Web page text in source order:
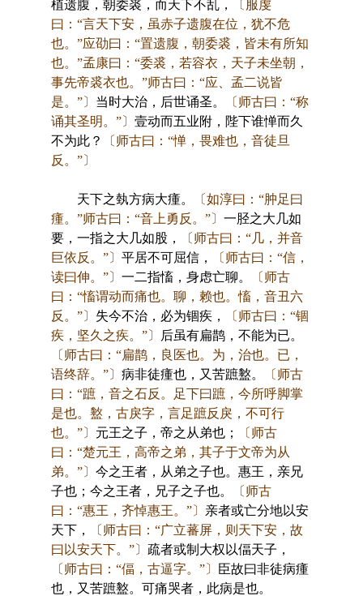
植遗腹，朝委裘，而天下不乱，
〔服虔
曰：“言天下安，虽赤子遗腹在位，犹不危
也。”应劭曰：“置遗腹，朝委裘，皆未有所知
也。”孟康曰：“委裘，若容衣，天子未坐朝，
事先帝裘衣也。”师古曰：“应、孟二说皆
是。”〕 当时大治，后世诵圣。
〔师古曰：“称
诵其圣明。”〕 壹动而五业附，陛下谁惮而久
不为此？
〔师古曰：“惮，畏难也，音徒旦
反。”〕
天下之埶方病大瘇。
〔如淳曰：“肿足曰
瘇。”师古曰：“音上勇反。”〕 一胫之大几如
要，一指之大几如股，
〔师古曰：“几，并音
巨依反。”〕 平居不可屈信，
〔师古曰：“信，
读曰伸。”〕 一二指慉，身虑亡聊。
〔师古
曰：“慉谓动而痛也。聊，赖也。慉，音丑六
反。”〕 失今不治，必为锢疾，
〔师古曰：“锢
疾，坚久之疾。”〕
后虽有扁鹊，不能为已。
〔师古曰：“扁鹊，良医也。为，治也。已，
语终辞。”〕 病非徒瘇也，又苦蹠盭。
〔师古
曰：“蹠，音之石反。足下曰蹠，今所呼脚掌
是也。盭，古戾字，言足蹠反戾，不可行
也。”〕 元王之子，帝之从弟也；
〔师古
曰：“楚元王，高帝之弟，其子于文帝为从
弟。”〕 今之王者，从弟之子也。惠王，亲兄
子也；今之王者，兄子之子也。
〔师古
曰：“惠王，齐悼惠王。”〕 亲者或亡分地以安
天下，
〔师古曰：“广立蕃屏，则天下安，故
曰以安天下。”〕 疏者或制大权以偪天子，
〔师古曰：“偪，古逼字。”〕
臣故曰非徒病瘇
也，又苦蹠盭。可痛哭者，此病是也。